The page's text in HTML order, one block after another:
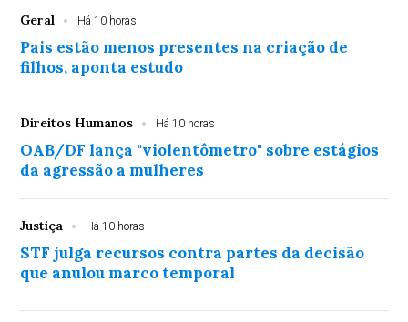
Geral Há 10 horas
Pais estão menos presentes na criação de
filhos, aponta estudo
Direitos Humanos Há 10 horas
OAB/DF lança "violentômetro" sobre estágios
da agressão a mulheres
Justiça Há 10 horas
STF julga recursos contra partes da decisão
que anulou marco temporal